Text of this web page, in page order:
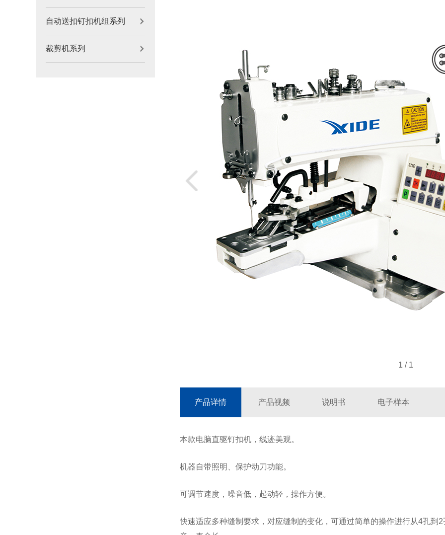
自动送扣钉扣机组系列
裁剪机系列
1 / 1
产品详情 产品视频 说明书 电子样本
本款电脑直驱钉扣机，线迹美观。
机器自带照明、保护动刀功能。
可调节速度，噪音低，起动轻，操作方便。
快速适应多种缝制要求，对应缝制的变化，可通过简单的操作进行从4孔到